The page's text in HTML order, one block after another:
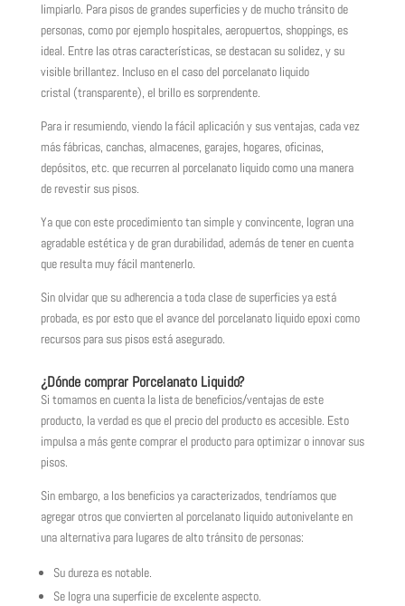
limpiarlo. Para pisos de grandes superficies y de mucho tránsito de
personas, como por ejemplo hospitales, aeropuertos, shoppings, es
ideal. Entre las otras características, se destacan su solidez, y su
visible brillantez. Incluso en el caso del porcelanato liquido
cristal (transparente), el brillo es sorprendente.
Para ir resumiendo, viendo la fácil aplicación y sus ventajas, cada vez
más fábricas, canchas, almacenes, garajes, hogares, oficinas,
depósitos, etc. que recurren al porcelanato liquido como una manera
de revestir sus pisos.
Ya que con este procedimiento tan simple y convincente, logran una
agradable estética y de gran durabilidad, además de tener en cuenta
que resulta muy fácil mantenerlo.
Sin olvidar que su adherencia a toda clase de superficies ya está
probada, es por esto que el avance del porcelanato liquido epoxi como
recursos para sus pisos está asegurado.
¿Dónde comprar Porcelanato Liquido?
Si tomamos en cuenta la lista de beneficios/ventajas de este
producto, la verdad es que el precio del producto es accesible. Esto
impulsa a más gente comprar el producto para optimizar o innovar sus
pisos.
Sin embargo, a los beneficios ya caracterizados, tendríamos que
agregar otros que convierten al porcelanato liquido autonivelante en
una alternativa para lugares de alto tránsito de personas:
Su dureza es notable.
Se logra una superficie de excelente aspecto.